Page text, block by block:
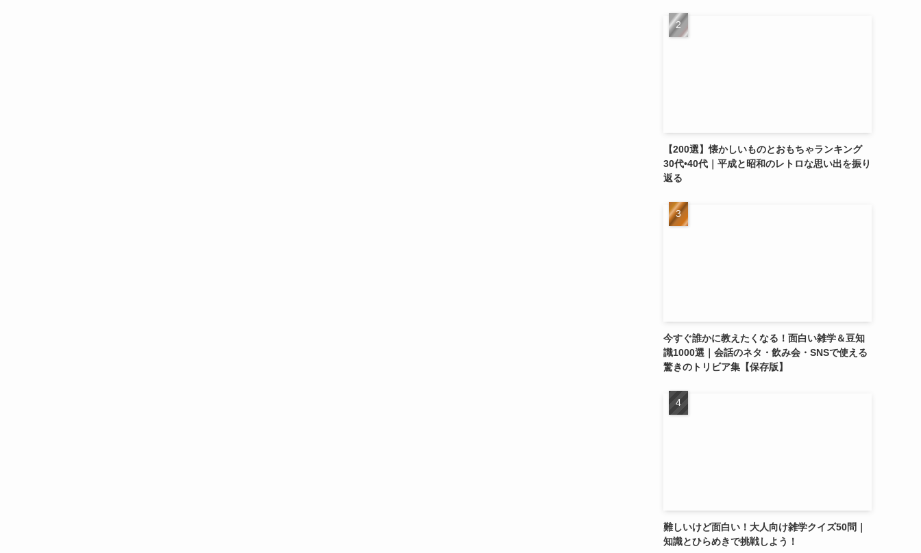
【200選】懐かしいものとおもちゃランキング
30代•40代｜平成と昭和のレトロな思い出を振り
返る
今すぐ誰かに教えたくなる！面白い雑学＆豆知
識1000選｜会話のネタ・飲み会・SNSで使える
驚きのトリビア集【保存版】
難しいけど面白い！大人向け雑学クイズ50問｜
知識とひらめきで挑戦しよう！